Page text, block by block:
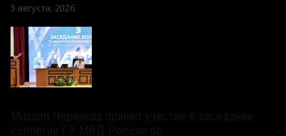
3 августа, 2026